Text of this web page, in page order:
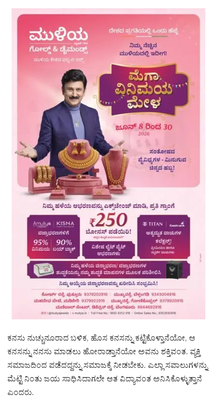
ಕನಸು ನುಚ್ಚುನೂರಾದ ಬಳಿಕ, ಹೊಸ ಕನಸನ್ನು ಕಟ್ಟಿಕೊಳ್ತಾನೆಯೋ, ಆ
ಕನಸನ್ನು ನನಸು ಮಾಡಲು ಹೋರಾಡ್ತಾನೆಯೋ ಅವನು ಶಕ್ತಿವಂತ. ವ್ಯಕ್ತಿ
ಸಮಾಜದಿಂದ ಪಡೆದದ್ದನ್ನು ಸಮಾಜಕ್ಕೆ ನೀಡಬೇಕು. ಎಲ್ಲಾ ಸವಾಲುಗಳನ್ನು
ಮೆಟ್ಟಿ ನಿಂತು ಜಯ ಸಾಧಿಸಿದಾಗಲೇ ಆತ ವಿದ್ಯಾವಂತ ಅನಿಸಿಕೊಳ್ಳುತ್ತಾನೆ